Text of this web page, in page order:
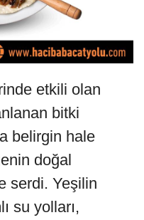
etkili olan
bitki
belirgin hale
doğal
serdi. Yeşilin
su yolları,